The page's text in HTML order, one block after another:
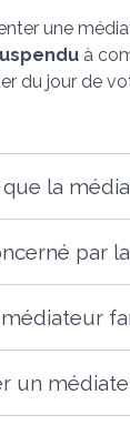
une
à
du jour de
la
par
un